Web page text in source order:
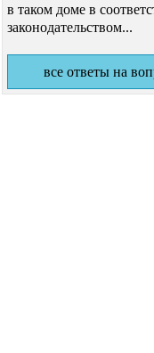
в таком доме в
законодательством...
все ответы на